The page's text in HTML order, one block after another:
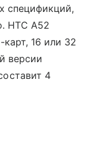
спецификций,
HTC A52
16 или 32
версии
4